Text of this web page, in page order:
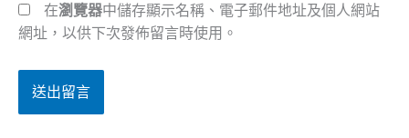
在瀏覽器中儲存顯示名稱、電子郵件地址及個人網站
網址，以供下次發佈留言時使用。